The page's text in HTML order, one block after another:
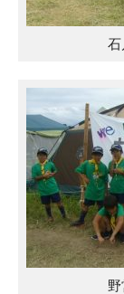
石